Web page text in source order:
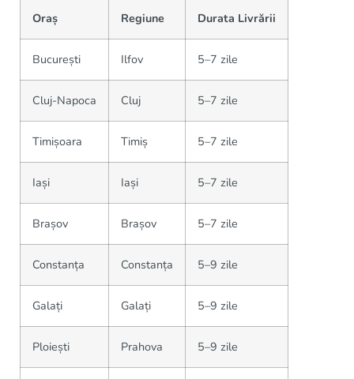
Oraș Regiune Durata Livrării
București Ilfov 5–7 zile
Cluj-Napoca Cluj 5–7 zile
Timișoara Timiș 5–7 zile
Iași Iași 5–7 zile
Brașov Brașov 5–7 zile
Constanța Constanța 5–9 zile
Galați Galați 5–9 zile
Ploiești Prahova 5–9 zile